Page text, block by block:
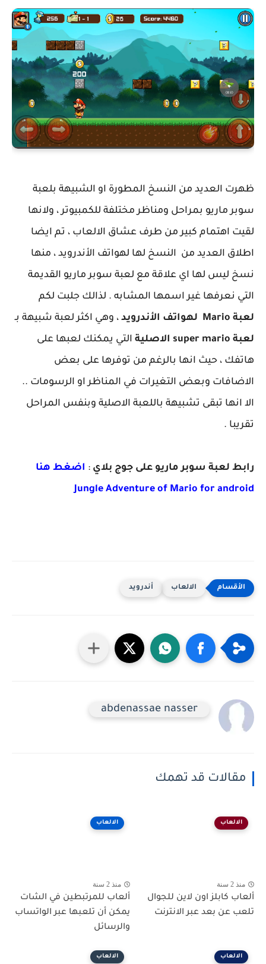
ظهرت العديد من النسخ المطورة او الشبيهة بلعبة
سوبر ماريو بمراحل ومناظر مختلفة للكمبيوتر ، ولانها
لقيت اهتمام كبير من طرف عشاق الالعاب ، تم ايضا
اطلاق العديد من النسخ لها لهواتف الأندرويد ، منها
نسخ ليس لها اي علاقة مع لعبة سوبر ماريو القديمة
التي نعرفها غير اسمها المشابه . لذالك جلبت لكم
لعبة Mario لهواتف الأندرويد
، وهي اكثر لعبة شبيهة بـ
لعبة super mario الاصلية
التي يمكنك لعبها على
هاتفك ، حيث انها بالرغم من توفرها على بعض
الاضافات وبعض التغيرات في المناظر او الرسومات ..
الا انها تبقى تشبيهة باللعبة الاصلية وبنفس المراحل
تقريبا .
رابط لعبة سوبر ماريو على جوج بلاي : اضغط هنا
Jungle Adventure of Mario for android
الالعاب أندرويد
abdenassae nasser
مقالات قد تهمك
الالعاب
منذ 2 سنة
ألعاب كابلز اون لاين للجوال
تلعب عن بعد عبر الانترنت
الالعاب
منذ 2 سنة
ألعاب للمرتبطين في الشات
يمكن أن تلعبها عبر الواتساب
والرسائل
الالعاب الالعاب